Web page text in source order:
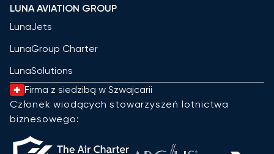
LUNA AVIATION GROUP
LunaJets
LunaGroup Charter
LunaSolutions
Firma z siedzibą w Szwajcarii
Członek wiodących stowarzyszeń lotnictwa
biznesowego: